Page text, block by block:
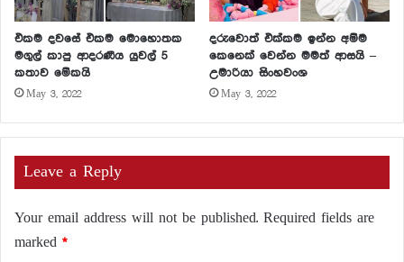
එකම දවසේ එකම මොහොතක
මගුල් කාපු ආදරණීය යුවල් 5
කතාව මේකයි
May 3, 2022
දරුවොත් එක්කම ඉන්න අම්ම
කෙනෙක් වෙන්න මමත් ආසයි –
උමාරියා සිංහවංශ
May 3, 2022
Leave a Reply
Your email address will not be published. Required fields are
marked *